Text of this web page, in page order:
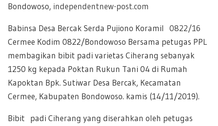
Bondowoso, independentnew-post.com
Babinsa Desa Bercak Serda Pujiono Koramil 0822/16
Cermee Kodim 0822/Bondowoso Bersama petugas PPL
membagikan bibit padi varietas Ciherang sebanyak
1250 kg kepada Poktan Rukun Tani 04 di Rumah
Kapoktan Bpk. Sutiwar Desa Bercak, Kecamatan
Cermee, Kabupaten Bondowoso. kamis (14/11/2019).
Bibit padi Ciherang yang diserahkan oleh petugas